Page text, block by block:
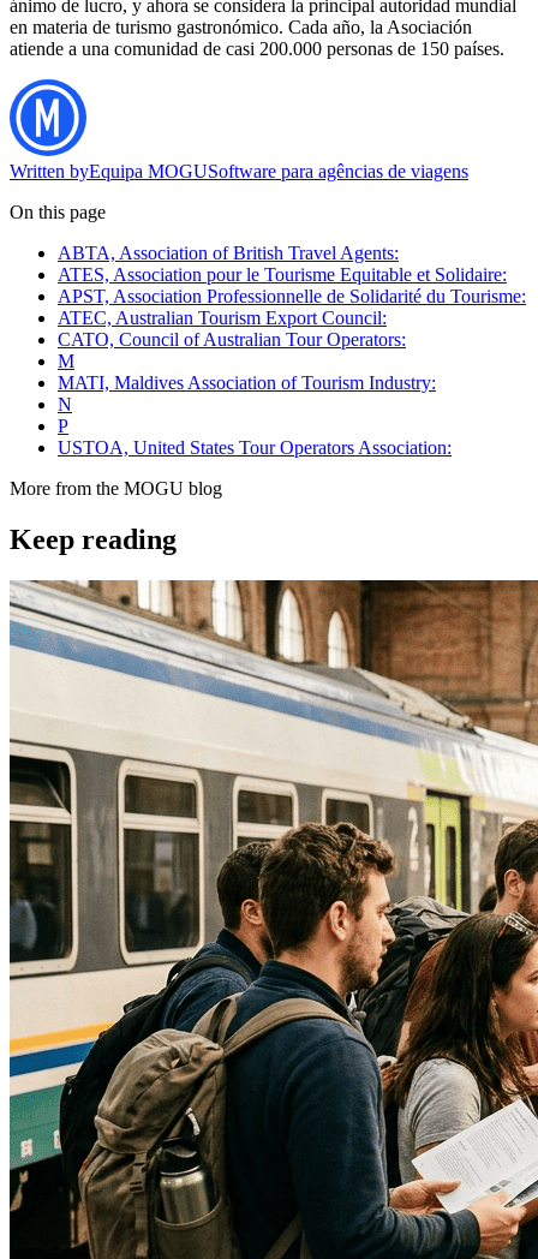
ánimo de lucro, y ahora se considera la principal autoridad mundial
en materia de turismo gastronómico. Cada año, la Asociación
atiende a una comunidad de casi 200.000 personas de 150 países.
Written byEquipa MOGUSoftware para agências de viagens
On this page
ABTA, Association of British Travel Agents:
ATES, Association pour le Tourisme Equitable et Solidaire:
APST, Association Professionnelle de Solidarité du Tourisme:
ATEC, Australian Tourism Export Council:
CATO, Council of Australian Tour Operators:
M
MATI, Maldives Association of Tourism Industry:
N
P
USTOA, United States Tour Operators Association:
More from the MOGU blog
Keep reading